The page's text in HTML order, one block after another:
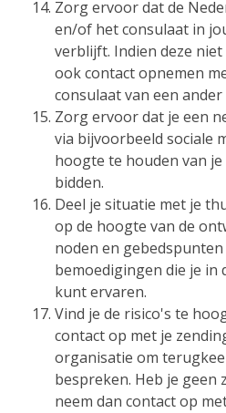
Zorg ervoor dat de
en/of het consulaat in
verblijft. Indien deze
ook contact opnemen
consulaat van een ander
Zorg ervoor dat je een
via bijvoorbeeld sociale
hoogte te houden van
bidden.
Deel je situatie met je
op de hoogte van de
noden en
bemoedigingen die je in
kunt ervaren.
Vind je de risico's te
contact op met je
organisatie om
bespreken. Heb je geen
neem dan contact op